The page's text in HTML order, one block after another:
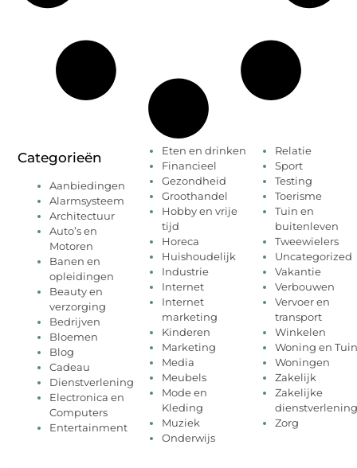
Categorieën
Aanbiedingen
Alarmsysteem
Architectuur
Auto’s en
Motoren
Banen en
opleidingen
Beauty en
verzorging
Bedrijven
Bloemen
Blog
Cadeau
Dienstverlening
Electronica en
Computers
Entertainment
Eten en drinken
Financieel
Gezondheid
Groothandel
Hobby en vrije
tijd
Horeca
Huishoudelijk
Industrie
Internet
Internet
marketing
Kinderen
Marketing
Media
Meubels
Mode en
Kleding
Muziek
Onderwijs
Relatie
Sport
Testing
Toerisme
Tuin en
buitenleven
Tweewielers
Uncategorized
Vakantie
Verbouwen
Vervoer en
transport
Winkelen
Woning en Tuin
Woningen
Zakelijk
Zakelijke
dienstverlening
Zorg